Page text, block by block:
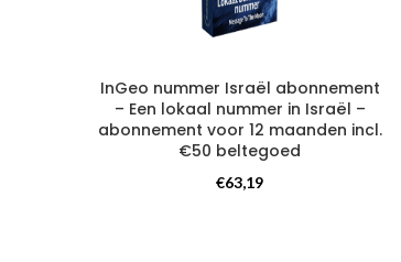
InGeo nummer Israël abonnement
– Een lokaal nummer in Israël –
abonnement voor 12 maanden incl.
€50 beltegoed
Telefoonnummer
€63,19